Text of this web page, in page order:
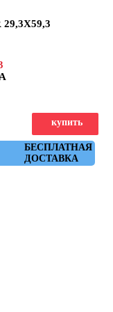
БЕСПЛАТНАЯ
ДОСТАВКА
купить